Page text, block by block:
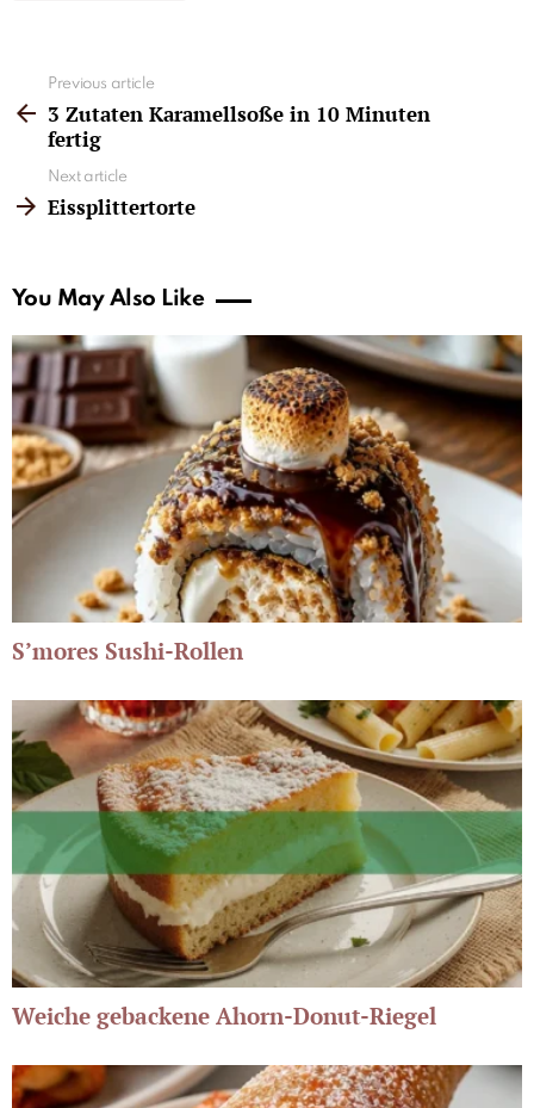
more
Previous article
3 Zutaten Karamellsoße in 10 Minuten
fertig
Next article
Eissplittertorte
You May Also Like
S’mores Sushi-Rollen
Weiche gebackene Ahorn-Donut-Riegel